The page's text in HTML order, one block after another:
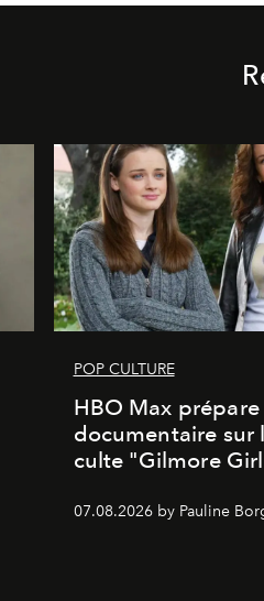
POP CULTURE
HBO Max prépare
documentaire sur
culte "Gilmore
07.08.2026 by Pauline